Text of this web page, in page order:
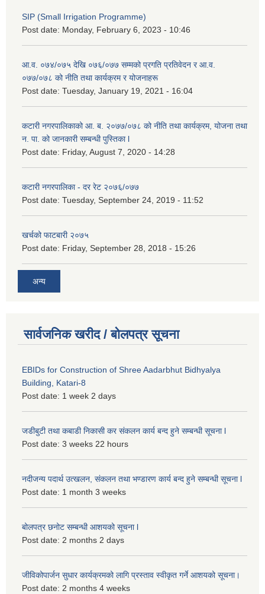
SIP (Small Irrigation Programme)
Post date: Monday, February 6, 2023 - 10:46
आ.व. ०७४/०७५ देखि ०७६/०७७ सम्मको प्रगति प्रतिवेदन र आ.व.
०७७/०७८ को नीति तथा कार्यक्रम र योजनाहरू
Post date: Tuesday, January 19, 2021 - 16:04
कटारी नगरपालिकाको आ. ब. २०७७/०७८ को नीति तथा कार्यक्रम, योजना तथा
न. पा. को जानकारी सम्बन्धी पुस्तिका l
Post date: Friday, August 7, 2020 - 14:28
कटारी नगरपालिका - दर रेट २०७६/०७७
Post date: Tuesday, September 24, 2019 - 11:52
खर्चको फाटबारी २०७५
Post date: Friday, September 28, 2018 - 15:26
अन्य
सार्वजनिक खरीद / बोलपत्र सूचना
EBIDs for Construction of Shree Aadarbhut Bidhyalya
Building, Katari-8
Post date: 1 week 2 days
जडीबुटी तथा कबाडी निकासी कर संकलन कार्य बन्द हुने सम्बन्धी सूचना l
Post date: 3 weeks 22 hours
नदीजन्य पदार्थ उत्खलन, संकलन तथा भण्डारण कार्य बन्द हुने सम्बन्धी सूचना l
Post date: 1 month 3 weeks
बोलपत्र छनोट सम्बन्धी आशयको सूचना l
Post date: 2 months 2 days
जीविकोपार्जन सुधार कार्यक्रमको लागि प्रस्ताव स्वीकृत गर्ने आशयको सूचना।
Post date: 2 months 4 weeks